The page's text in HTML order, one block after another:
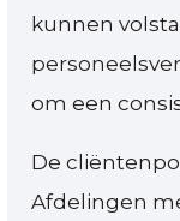
kunnen
om een
De
Afdelingen